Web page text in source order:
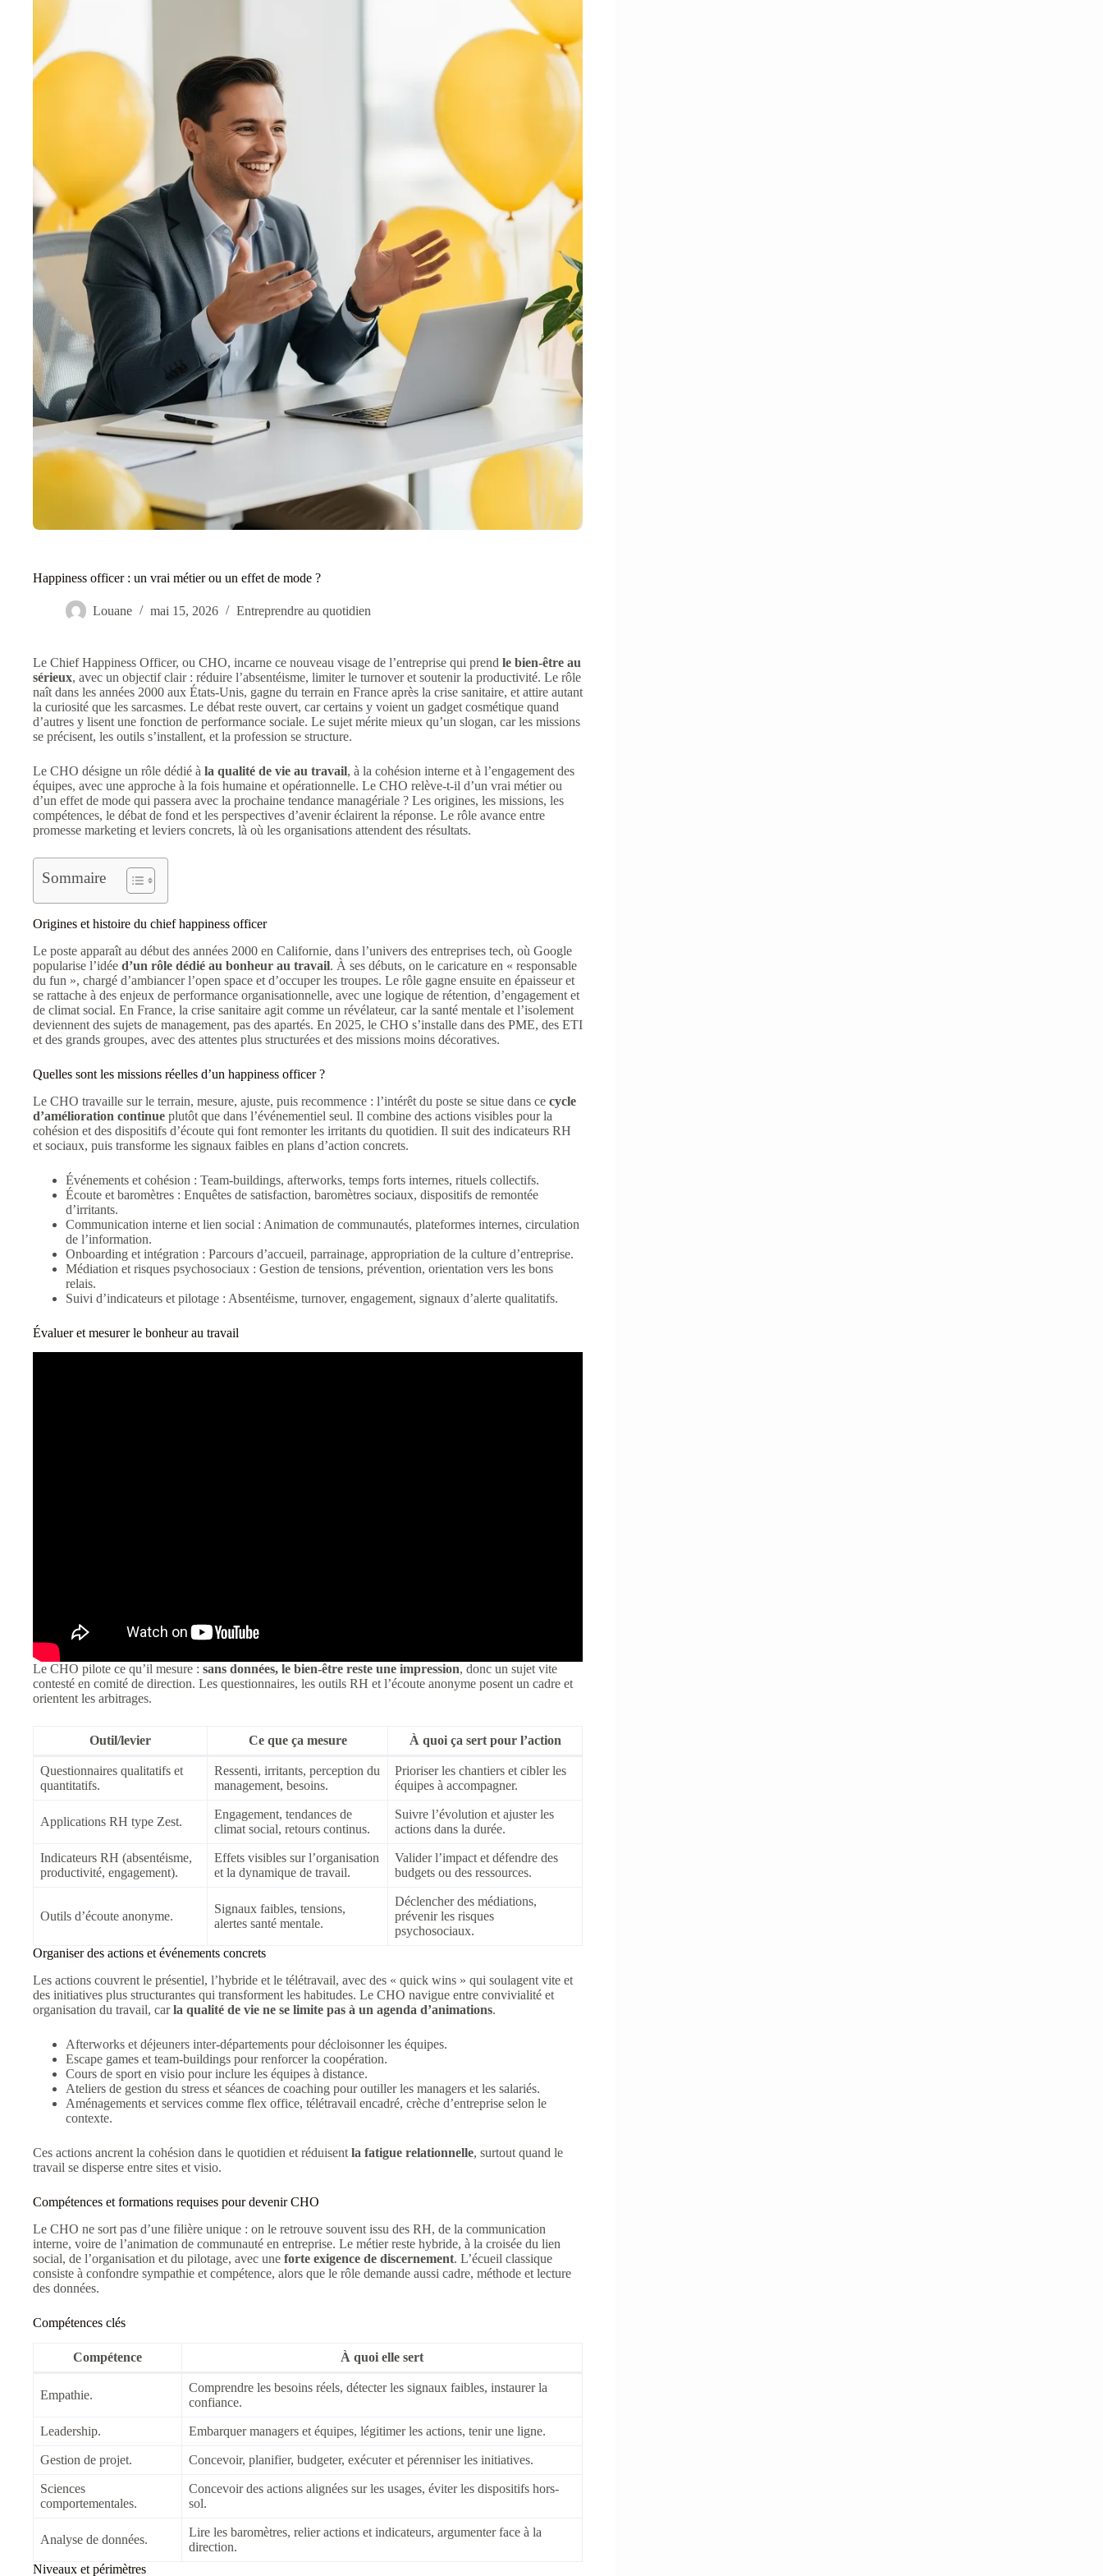
Happiness officer : un vrai métier ou un effet de mode ?
Louane mai 15, 2026 Entreprendre au quotidien
Le Chief Happiness Officer, ou CHO, incarne ce nouveau visage de l’entreprise qui prend le bien-être au
sérieux, avec un objectif clair : réduire l’absentéisme, limiter le turnover et soutenir la productivité. Le rôle
naît dans les années 2000 aux États-Unis, gagne du terrain en France après la crise sanitaire, et attire autant
la curiosité que les sarcasmes. Le débat reste ouvert, car certains y voient un gadget cosmétique quand
d’autres y lisent une fonction de performance sociale. Le sujet mérite mieux qu’un slogan, car les missions
se précisent, les outils s’installent, et la profession se structure.
Le CHO désigne un rôle dédié à la qualité de vie au travail, à la cohésion interne et à l’engagement des
équipes, avec une approche à la fois humaine et opérationnelle. Le CHO relève-t-il d’un vrai métier ou
d’un effet de mode qui passera avec la prochaine tendance managériale ? Les origines, les missions, les
compétences, le débat de fond et les perspectives d’avenir éclairent la réponse. Le rôle avance entre
promesse marketing et leviers concrets, là où les organisations attendent des résultats.
Sommaire
Origines et histoire du chief happiness officer
Le poste apparaît au début des années 2000 en Californie, dans l’univers des entreprises tech, où Google
popularise l’idée d’un rôle dédié au bonheur au travail. À ses débuts, on le caricature en « responsable
du fun », chargé d’ambiancer l’open space et d’occuper les troupes. Le rôle gagne ensuite en épaisseur et
se rattache à des enjeux de performance organisationnelle, avec une logique de rétention, d’engagement et
de climat social. En France, la crise sanitaire agit comme un révélateur, car la santé mentale et l’isolement
deviennent des sujets de management, pas des apartés. En 2025, le CHO s’installe dans des PME, des ETI
et des grands groupes, avec des attentes plus structurées et des missions moins décoratives.
Quelles sont les missions réelles d’un happiness officer ?
Le CHO travaille sur le terrain, mesure, ajuste, puis recommence : l’intérêt du poste se situe dans ce cycle
d’amélioration continue plutôt que dans l’événementiel seul. Il combine des actions visibles pour la
cohésion et des dispositifs d’écoute qui font remonter les irritants du quotidien. Il suit des indicateurs RH
et sociaux, puis transforme les signaux faibles en plans d’action concrets.
Événements et cohésion : Team-buildings, afterworks, temps forts internes, rituels collectifs.
Écoute et baromètres : Enquêtes de satisfaction, baromètres sociaux, dispositifs de remontée
d’irritants.
Communication interne et lien social : Animation de communautés, plateformes internes, circulation
de l’information.
Onboarding et intégration : Parcours d’accueil, parrainage, appropriation de la culture d’entreprise.
Médiation et risques psychosociaux : Gestion de tensions, prévention, orientation vers les bons
relais.
Suivi d’indicateurs et pilotage : Absentéisme, turnover, engagement, signaux d’alerte qualitatifs.
Évaluer et mesurer le bonheur au travail
Le CHO pilote ce qu’il mesure : sans données, le bien-être reste une impression, donc un sujet vite
contesté en comité de direction. Les questionnaires, les outils RH et l’écoute anonyme posent un cadre et
orientent les arbitrages.
Outil/levier Ce que ça mesure À quoi ça sert pour l’action
Questionnaires qualitatifs et
quantitatifs.
Ressenti, irritants, perception du
management, besoins.
Prioriser les chantiers et cibler les
équipes à accompagner.
Applications RH type Zest.
Engagement, tendances de
climat social, retours continus.
Suivre l’évolution et ajuster les
actions dans la durée.
Indicateurs RH (absentéisme,
productivité, engagement).
Effets visibles sur l’organisation
et la dynamique de travail.
Valider l’impact et défendre des
budgets ou des ressources.
Outils d’écoute anonyme.
Signaux faibles, tensions,
alertes santé mentale.
Déclencher des médiations,
prévenir les risques
psychosociaux.
Organiser des actions et événements concrets
Les actions couvrent le présentiel, l’hybride et le télétravail, avec des « quick wins » qui soulagent vite et
des initiatives plus structurantes qui transforment les habitudes. Le CHO navigue entre convivialité et
organisation du travail, carla qualité de vie ne se limite pas à un agenda d’animations.
Afterworks et déjeuners inter-départements pour décloisonner les équipes.
Escape games et team-buildings pour renforcer la coopération.
Cours de sport en visio pour inclure les équipes à distance.
Ateliers de gestion du stress et séances de coaching pour outiller les managers et les salariés.
Aménagements et services comme flex office, télétravail encadré, crèche d’entreprise selon le
contexte.
Ces actions ancrent la cohésion dans le quotidien et réduisent la fatigue relationnelle, surtout quand le
travail se disperse entre sites et visio.
Compétences et formations requises pour devenir CHO
Le CHO ne sort pas d’une filière unique : on le retrouve souvent issu des RH, de la communication
interne, voire de l’animation de communauté en entreprise. Le métier reste hybride, à la croisée du lien
social, de l’organisation et du pilotage, avec une forte exigence de discernement. L’écueil classique
consiste à confondre sympathie et compétence, alors que le rôle demande aussi cadre, méthode et lecture
des données.
Compétences clés
Compétence À quoi elle sert
Empathie.
Comprendre les besoins réels, détecter les signaux faibles, instaurer la
confiance.
Leadership. Embarquer managers et équipes, légitimer les actions, tenir une ligne.
Gestion de projet. Concevoir, planifier, budgeter, exécuter et pérenniser les initiatives.
Sciences
comportementales.
Concevoir des actions alignées sur les usages, éviter les dispositifs hors-
sol.
Analyse de données.
Lire les baromètres, relier actions et indicateurs, argumenter face à la
direction.
Niveaux et périmètres